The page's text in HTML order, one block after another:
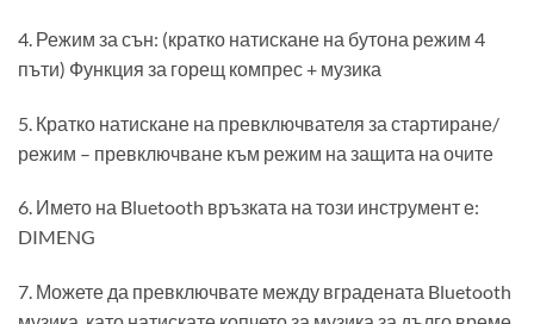
4. Режим за сън: (кратко натискане на бутона режим 4
пъти) Функция за горещ компрес + музика
5. Кратко натискане на превключвателя за стартиране/
режим – превключване към режим на защита на очите
6. Името на Bluetooth връзката на този инструмент е:
DIMENG
7. Можете да превключвате между вградената Bluetooth